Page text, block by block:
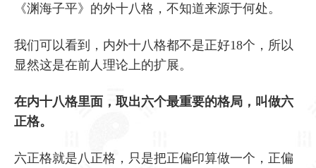
《渊海子平》的外十八格，不知道来源于何处。
我们可以看到，内外十八格都不是正好18个，所以
显然这是在前人理论上的扩展。
在内十八格里面，取出六个最重要的格局，叫做六
正格。
六正格就是八正格，只是把正偏印算做一个，正偏